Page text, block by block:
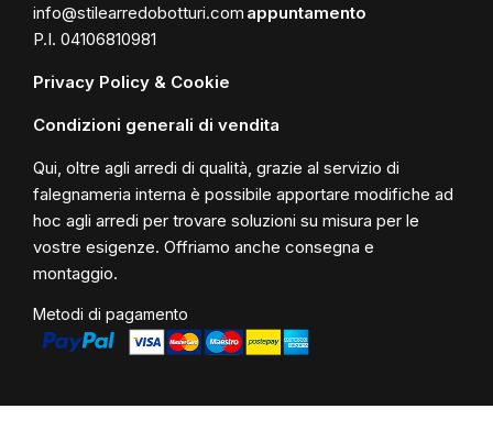
info@stilearredobotturi.com
P.I. 04106810981
appuntamento
Privacy Policy & Cookie
Condizioni generali di vendita
Qui, oltre agli arredi di qualità, grazie al servizio di
falegnameria interna è possibile apportare modifiche ad
hoc agli arredi per trovare soluzioni su misura per le
vostre esigenze. Offriamo anche consegna e
montaggio.
Metodi di pagamento